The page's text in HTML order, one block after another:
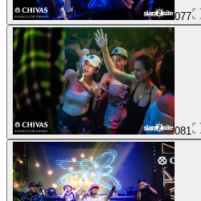
077
081